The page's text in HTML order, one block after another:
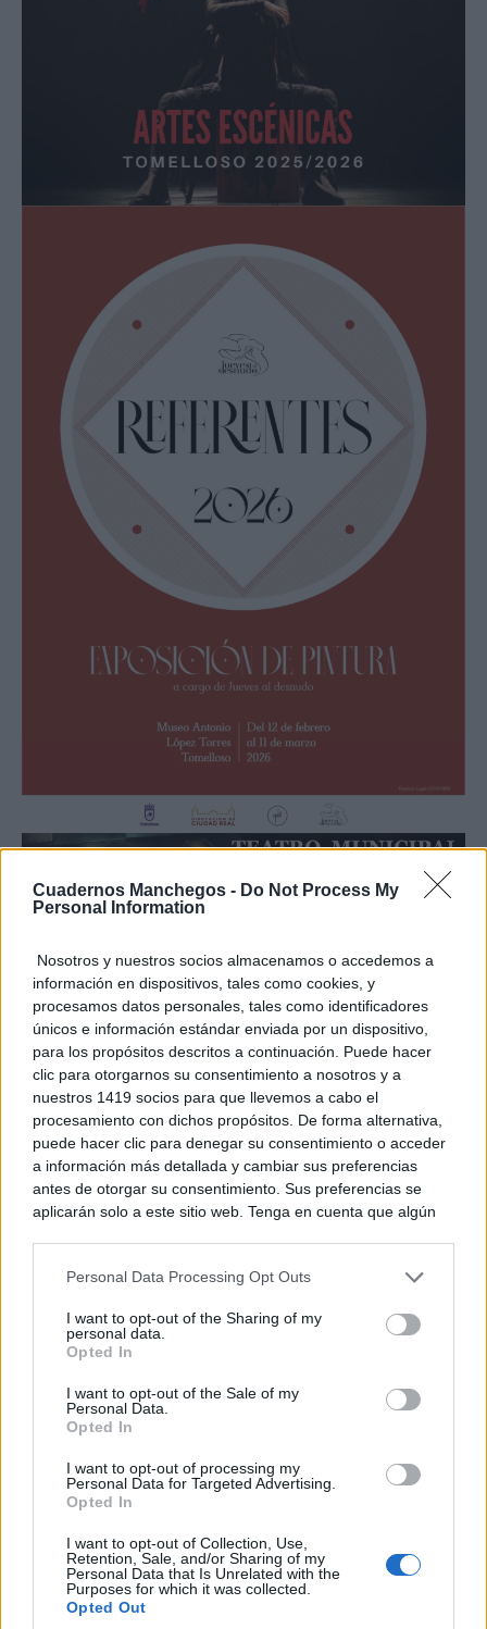
Cuadernos Manchegos - Do Not Process My
Personal Information
Nosotros y nuestros socios almacenamos o accedemos a
información en dispositivos, tales como cookies, y
procesamos datos personales, tales como identificadores
únicos e información estándar enviada por un dispositivo,
para los propósitos descritos a continuación. Puede hacer
clic para otorgarnos su consentimiento a nosotros y a
nuestros 1419 socios para que llevemos a cabo el
procesamiento con dichos propósitos. De forma alternativa,
puede hacer clic para denegar su consentimiento o acceder
a información más detallada y cambiar sus preferencias
antes de otorgar su consentimiento. Sus preferencias se
aplicarán solo a este sitio web. Tenga en cuenta que algún
rechazar tal procesamiento. Puede cambiar sus preferencias
a este sitio y haciendo clic en el botón "Privacidad" en la
parte inferior de la página web.
Please note that this website/app uses one or more Google
services and may gather and store information including but
not limited to your visit or usage behaviour. You may click to
use your data for below specified purposes in below Google
consent section.
Personal Data Processing Opt Outs
I want to opt-out of the Sharing of my
personal data.
Opted In
I want to opt-out of the Sale of my
Personal Data.
Opted In
I want to opt-out of processing my
Personal Data for Targeted Advertising.
Opted In
I want to opt-out of Collection, Use,
Retention, Sale, and/or Sharing of my
Personal Data that Is Unrelated with the
Purposes for which it was collected.
Opted Out
TE RECOMENDAMOS